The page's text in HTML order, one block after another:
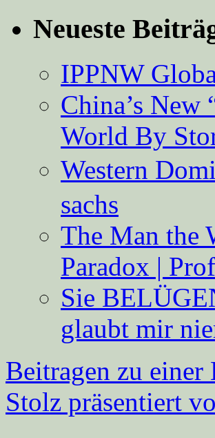
Neueste
IPPNW
China’s
World By
Western
sachs
The Man the
Paradox |
Sie
glaubt mir
Beitragen zu
Stolz präsentiert